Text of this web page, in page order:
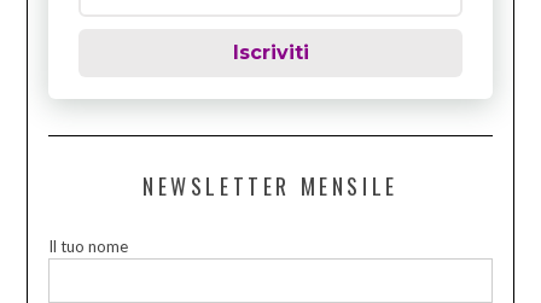
Iscriviti
NEWSLETTER MENSILE
Il tuo nome